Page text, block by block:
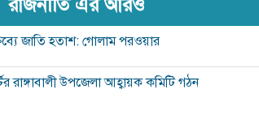
রাজনীতি এর আরও
জাতি হতাশ: গোলাম পরওয়ার
রাঙ্গাবালী উপজেলা আহ্বায়ক কমিটি গঠন